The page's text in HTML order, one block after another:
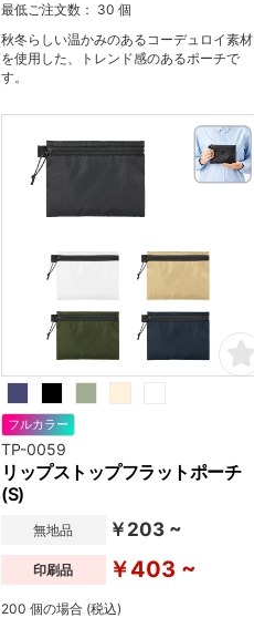
最低ご注文数： 30 個
秋冬らしい温かみのあるコーデュロイ素材
を使用した、トレンド感のあるポーチで
す。
フルカラー
TP-0059
リップストップフラットポーチ
(S)
無地品 ￥203 ~
印刷品 ￥403 ~
200 個の場合 (税込)